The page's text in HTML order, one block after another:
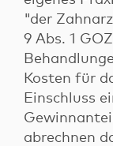
Login für
Kontakt
"der
9 Abs. 1
Kosten für
Einschluss
abrechnen